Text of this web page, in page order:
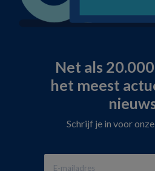
Net als
het meest
Schrijf je in voor